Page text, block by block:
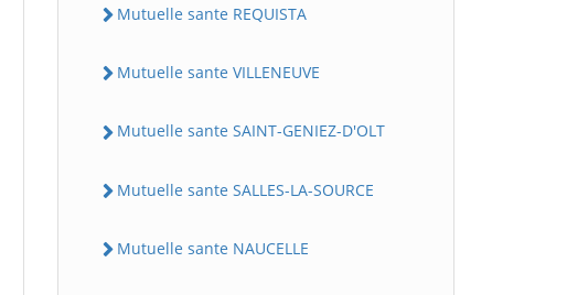
Mutuelle sante REQUISTA
Mutuelle sante VILLENEUVE
Mutuelle sante SAINT-GENIEZ-D'OLT
Mutuelle sante SALLES-LA-SOURCE
Mutuelle sante NAUCELLE